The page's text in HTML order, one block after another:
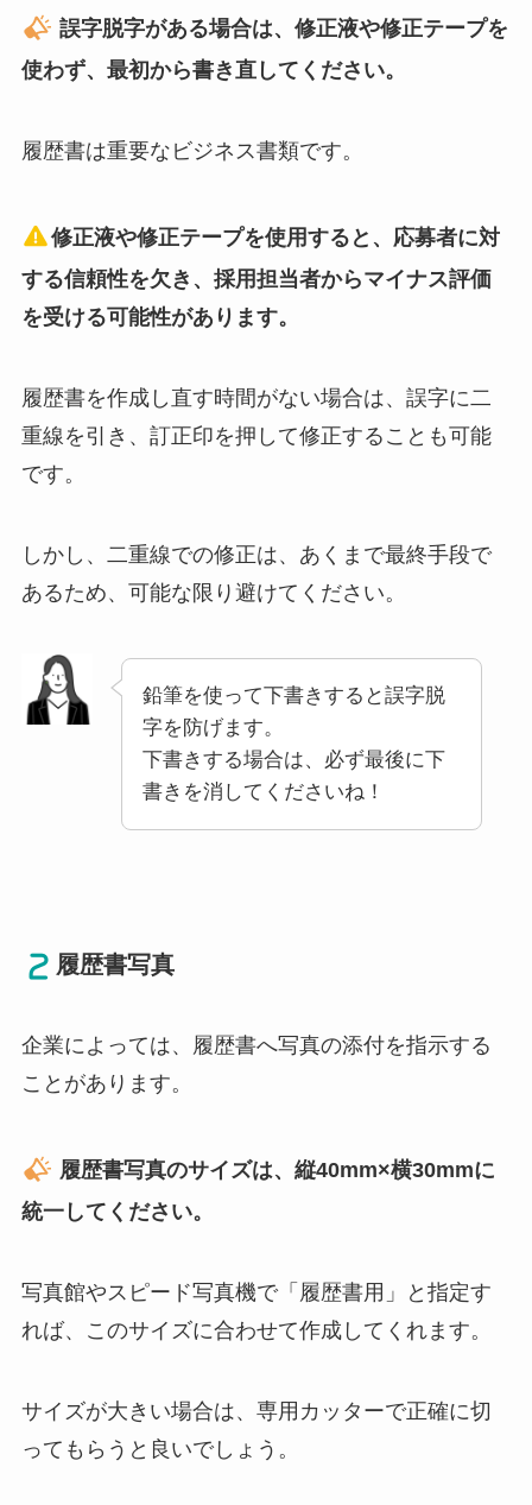
誤字脱字がある場合は、修正液や修正テープを
使わず、最初から書き直してください。
履歴書は重要なビジネス書類です。
修正液や修正テープを使用すると、応募者に対
する信頼性を欠き、採用担当者からマイナス評価
を受ける可能性があります。
履歴書を作成し直す時間がない場合は、誤字に二
重線を引き、訂正印を押して修正することも可能
です。
しかし、二重線での修正は、あくまで最終手段で
あるため、可能な限り避けてください。
鉛筆を使って下書きすると誤字脱
字を防げます。
下書きする場合は、必ず最後に下
書きを消してくださいね！
履歴書写真
企業によっては、履歴書へ写真の添付を指示する
ことがあります。
履歴書写真のサイズは、縦40mm×横30mmに
統一してください。
写真館やスピード写真機で「履歴書用」と指定す
れば、このサイズに合わせて作成してくれます。
サイズが大きい場合は、専用カッターで正確に切
ってもらうと良いでしょう。